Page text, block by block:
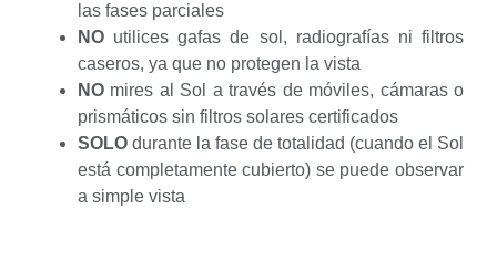
las fases parciales
NO utilices gafas de sol, radiografías ni filtros
caseros, ya que no protegen la vista
NO mires al Sol a través de móviles, cámaras o
prismáticos sin filtros solares certificados
SOLO durante la fase de totalidad (cuando el Sol
está completamente cubierto) se puede observar
a simple vista